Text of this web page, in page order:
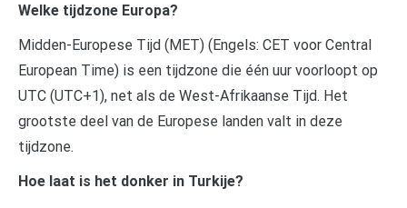
Welke tijdzone Europa?
Midden-Europese Tijd (MET) (Engels: CET voor Central
European Time) is een tijdzone die één uur voorloopt op
UTC (UTC+1), net als de West-Afrikaanse Tijd. Het
grootste deel van de Europese landen valt in deze
tijdzone.
Hoe laat is het donker in Turkije?